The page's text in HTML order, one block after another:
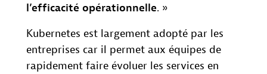
l’efficacité opérationnelle. »
Kubernetes est largement adopté par les
entreprises car il permet aux équipes de
rapidement faire évoluer les services en